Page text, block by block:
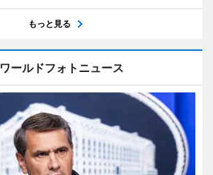
もっと見る
ワールドフォトニュース